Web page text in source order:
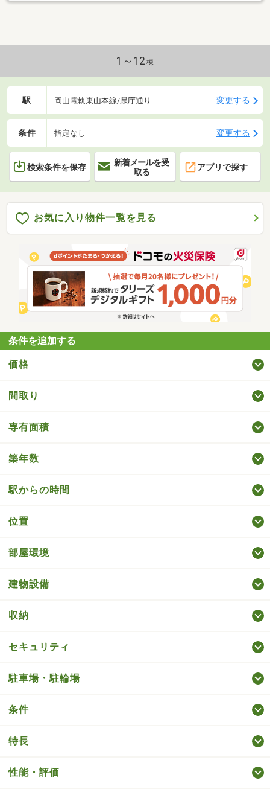
1～12 棟
駅 岡山電軌東山本線/県庁通り 変更する
条件 指定なし 変更する
検索条件を保存
新着メールを受
取る
アプリで探す
お気に入り物件一覧を見る
条件を追加する
価格
間取り
専有面積
築年数
駅からの時間
位置
部屋環境
建物設備
収納
セキュリティ
駐車場・駐輪場
条件
特長
性能・評価